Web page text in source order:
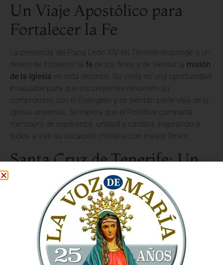
Un Viaje Apostólico para
Fortalecer la Fe
La presencia del Papa León XIV en Tenerife responde a un
deseo de fortalecer la fe de los fieles y de alentar la misión
de la Iglesia en esta diócesis. Su visita es una oportunidad
invaluable para que los creyentes renueven su
compromiso con el Evangelio y se sientan parte viva de la
Iglesia universal. Se espera que el Pontífice comparta
mensajes de esperanza, unidad y caridad, inspirando a
todos a vivir su vocación cristiana con mayor fervor.
Santa Cruz de Tenerife: Un
Corazón Abierto a la Iglesia
Universal
La elección de Santa Cruz de Tenerife como destino del
Papa León XIV subraya la importancia de las
comunidades insulares en el panorama católico. La
diócesis se prepara para acoger al Santo Padre con gran